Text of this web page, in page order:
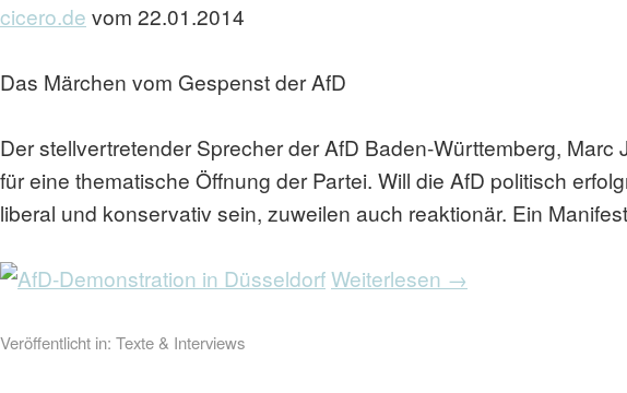
cicero.de vom 22.01.2014
Das Märchen vom Gespenst der AfD
Der stellvertretender Sprecher der AfD Baden-Württemberg,
für eine thematische Öffnung der Partei. Will die AfD politisch
liberal und konservativ sein, zuweilen auch reaktionär. Ein
Weiterlesen →
Veröffentlicht in: Texte & Interviews